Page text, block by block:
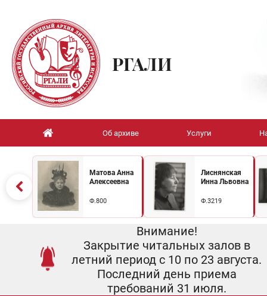
РГАЛИ
Об архиве Услуги
Матова Анна
Алексеевна
Ф.800
Лиснянская
Инна Львовна
Ф.3219
Внимание!
Закрытие читальных залов в
летний период с 10 по 23 августа.
Последний день приема
требований 31 июля.